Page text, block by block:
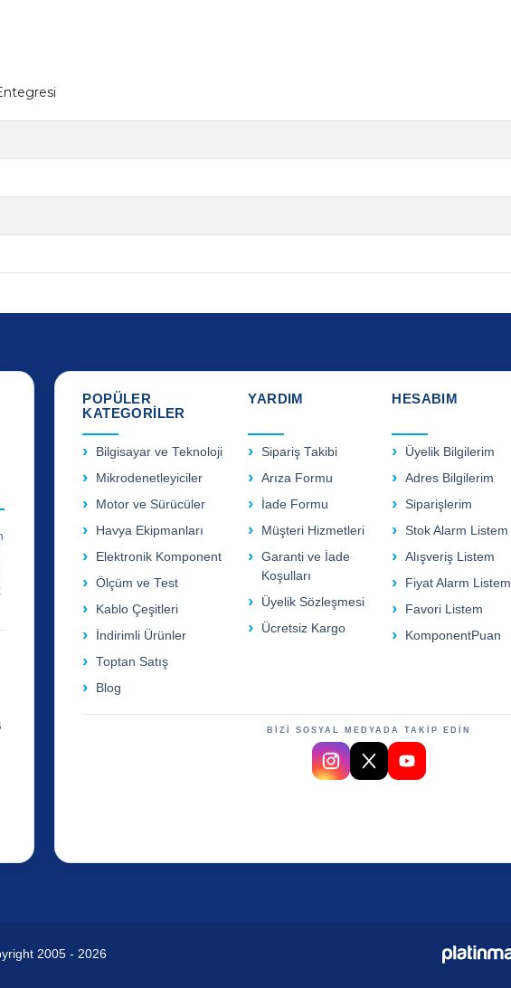
POPÜLER
KATEGORİLER
Bilgisayar ve Teknoloji
Mikrodenetleyiciler
Motor ve Sürücüler
Havya Ekipmanları
Elektronik Komponent
Ölçüm ve Test
Kablo Çeşitleri
İndirimli Ürünler
Toptan Satış
Blog
YARDIM
Sipariş Takibi
Arıza Formu
İade Formu
Müşteri Hizmetleri
Garanti ve İade
Koşulları
Üyelik Sözleşmesi
Ücretsiz Kargo
HESABIM
Üyelik Bilgilerim
Adres Bilgilerim
Siparişlerim
Stok Alarm Listem
Alışveriş Listem
Fiyat Alarm Listem
Favori Listem
KomponentPuan
BİZİ SOSYAL MEDYADA TAKİP EDİN
2005 - 2026